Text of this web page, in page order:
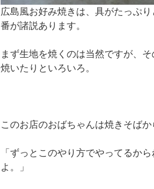
広島風お好み焼きは、具がたっぷ
番が諸説あります。
まず生地を焼くのは当然ですが、
焼いたりといろいろ。
このお店のおばちゃんは焼きそばか
「ずっとこのやり方でやってるか
よ。」